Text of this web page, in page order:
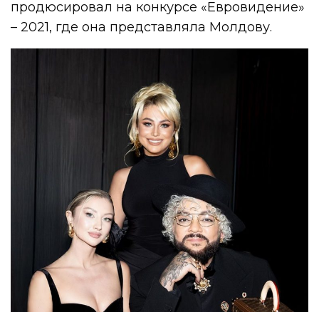
продюсировал на конкурсе «Евровидение»
– 2021, где она представляла Молдову.